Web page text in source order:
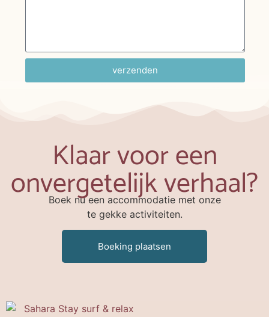
verzenden
Klaar voor een
onvergetelijk verhaal?
Boek nu een accommodatie met onze
te gekke activiteiten.
Boeking plaatsen